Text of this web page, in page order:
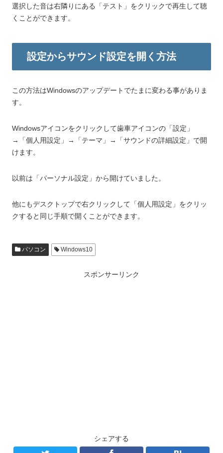
選択した音は右隣りにある「テスト」をクリックで再生して聴
くことができます。
設定からサウンド設定を開く方法
この方法はWindowsのアップデートでたまに変わる事がありま
す。
Windowsアイコンをクリックして歯車アイコンの「設定」
→「個人用設定」→「テーマ」→「サウンドの詳細設定」で開
けます。
以前は「パーソナル設定」から開けていました。
他にもデスクトップで右クリックして「個人用設定」をクリッ
クすると同じ手順で開くことができます。
パソコン Windows10
スポンサーリンク
シェアする